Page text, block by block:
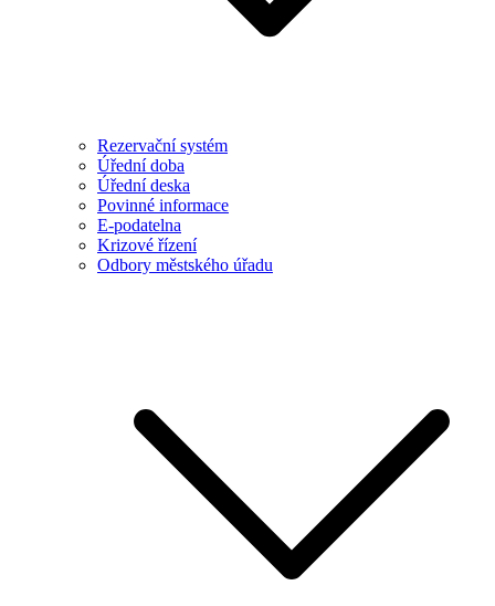
Rezervační systém
Úřední doba
Úřední deska
Povinné informace
E-podatelna
Krizové řízení
Odbory městského úřadu